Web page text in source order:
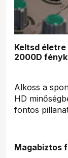
Keltsd életre
2000D
Alkoss a
HD
fontos
Magabiztos